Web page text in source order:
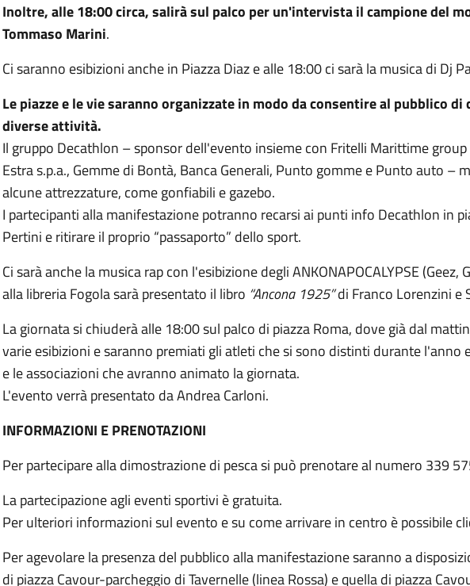
Inoltre, alle 18:00 circa, salirà sul palco per un'intervista il campione del
Tommaso Marini.
Ci saranno esibizioni anche in Piazza Diaz e alle 18:00 ci sarà la musica di Dj
Le piazze e le vie saranno organizzate in modo da consentire al pubblico
diverse attività.
Il gruppo Decathlon – sponsor dell'evento insieme con Fritelli Marittime group
Estra s.p.a., Gemme di Bontà, Banca Generali, Punto gomme e Punto auto –
alcune attrezzature, come gonfiabili e gazebo.
I partecipanti alla manifestazione potranno recarsi ai punti info Decathlon in
Pertini e ritirare il proprio “passaporto” dello sport.
Ci sarà anche la musica rap con l'esibizione degli ANKONAPOCALYPSE (Geez,
alla libreria Fogola sarà presentato il libro “Ancona 1925”di Franco Lorenzini e
La giornata si chiuderà alle 18:00 sul palco di piazza Roma, dove già dal
varie esibizioni e saranno premiati gli atleti che si sono distinti durante l'anno
e le associazioni che avranno animato la giornata.
L'evento verrà presentato da Andrea Carloni.
INFORMAZIONI E PRENOTAZIONI
Per partecipare alla dimostrazione di pesca si può prenotare al numero 339
La partecipazione agli eventi sportivi è gratuita.
Per ulteriori informazioni sul evento e su come arrivare in centro è possibile
Per agevolare la presenza del pubblico alla manifestazione saranno a
di piazza Cavour-parcheggio di Tavernelle (linea Rossa) e quella di piazza